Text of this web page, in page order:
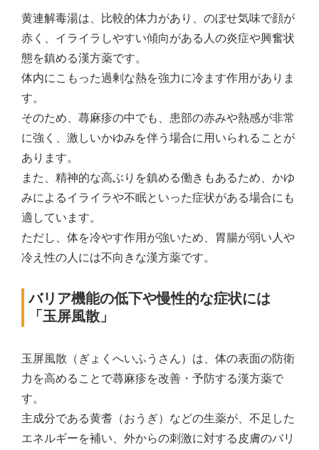
黄連解毒湯は、比較的体力があり、のぼせ気味で顔が
赤く、イライラしやすい傾向がある人の炎症や興奮状
態を鎮める漢方薬です。
体内にこもった過剰な熱を強力に冷ます作用がありま
す。
そのため、蕁麻疹の中でも、患部の赤みや熱感が非常
に強く、激しいかゆみを伴う場合に用いられることが
あります。
また、精神的な高ぶりを鎮める働きもあるため、かゆ
みによるイライラや不眠といった症状がある場合にも
適しています。
ただし、体を冷やす作用が強いため、胃腸が弱い人や
冷え性の人には不向きな漢方薬です。
バリア機能の低下や慢性的な症状には
「玉屏風散」
玉屏風散（ぎょくへいふうさん）は、体の表面の防衛
力を高めることで蕁麻疹を改善・予防する漢方薬で
す。
主成分である黄耆（おうぎ）などの生薬が、不足した
エネルギーを補い、外からの刺激に対する皮膚のバリ